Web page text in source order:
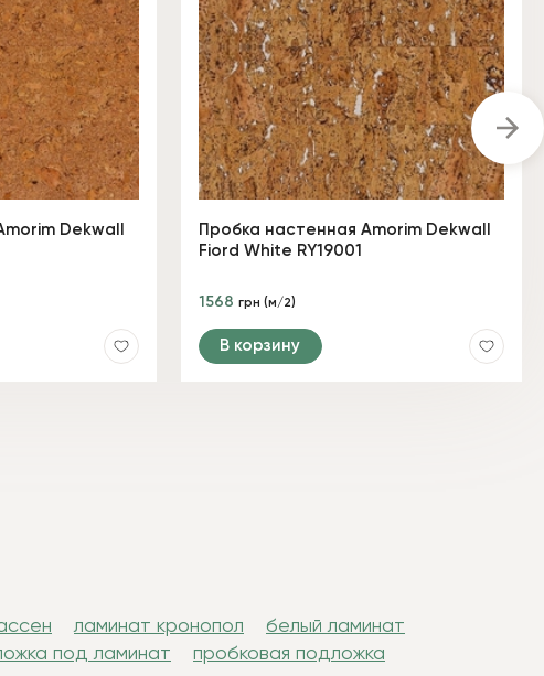
Dekwall
Пробка настенная Amorim Dekwall
Fiord White RY19001
1568 грн (м/2)
В корзину
ламинат кронопол
белый ламинат
под ламинат
пробковая подложка